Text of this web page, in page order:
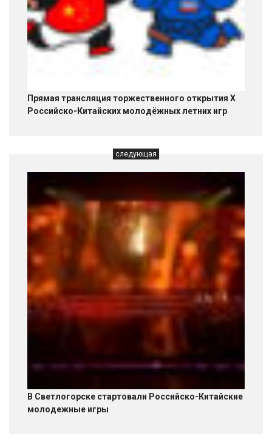
Прямая трансляция торжественного открытия X
Российско-Китайских молодёжных летних игр
следующая
В Светлогорске стартовали Российско-Китайские
молодежные игры